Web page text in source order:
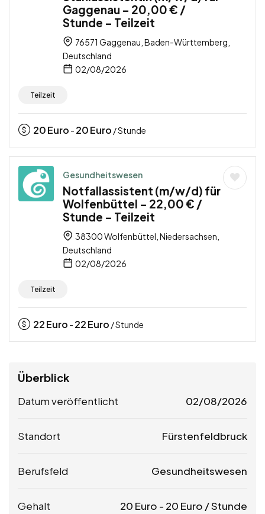
Gaggenau – 20,00 € /
Stunde – Teilzeit
76571 Gaggenau, Baden-Württemberg,
Deutschland
02/08/2026
Teilzeit
20Euro - 20Euro / Stunde
Gesundheitswesen
Notfallassistent (m/w/d) für
Wolfenbüttel – 22,00 € /
Stunde – Teilzeit
38300 Wolfenbüttel, Niedersachsen,
Deutschland
02/08/2026
Teilzeit
22Euro - 22Euro / Stunde
Überblick
Datum veröffentlicht 02/08/2026
Standort Fürstenfeldbruck
Berufsfeld Gesundheitswesen
Gehalt 20 Euro - 20 Euro / Stunde